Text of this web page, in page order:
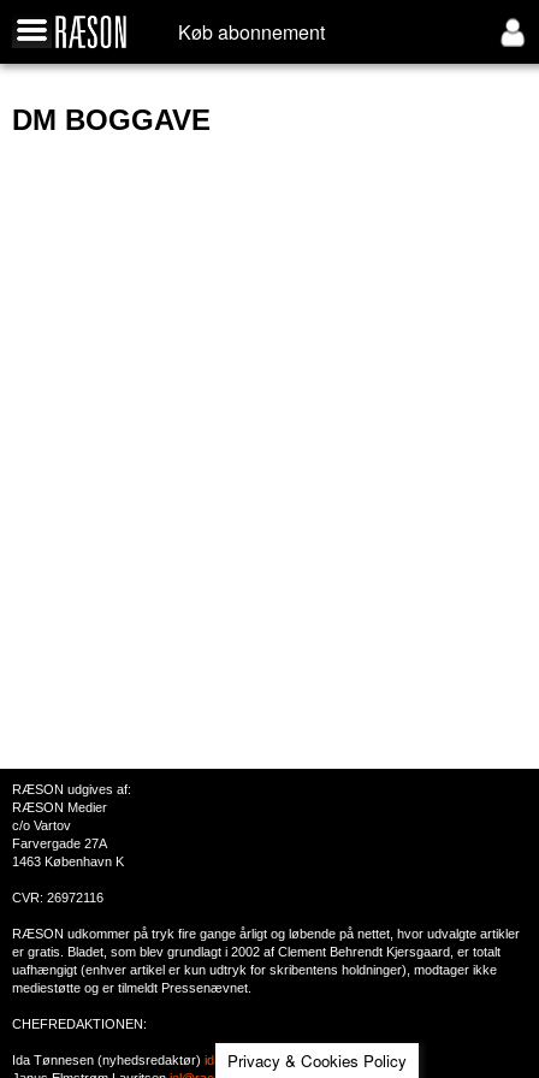
Køb abonnement
DM BOGGAVE
RÆSON udgives af:
RÆSON Medier
c/o Vartov
Farvergade 27A
1463 København K
CVR: 26972116
RÆSON udkommer på tryk fire gange årligt og løbende på nettet, hvor udvalgte artikler
er gratis. Bladet, som blev grundlagt i 2002 af Clement Behrendt Kjersgaard, er totalt
uafhængigt (enhver artikel er kun udtryk for skribentens holdninger), modtager ikke
mediestøtte og er tilmeldt Pressenævnet.
CHEFREDAKTIONEN:
Ida Tønnesen (nyhedsredaktør) ida.t@raeson.dk
Privacy & Cookies Policy